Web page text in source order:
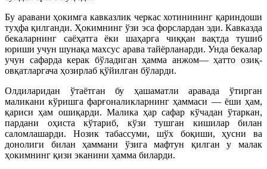
Бу аравани ҳокимга кавказлик черкас хотинининг қариндоши
туҳфа қилганди. Ҳокимнинг ўзи эса форслардан эди. Кавказда
бекаларнинг саёҳатга ёки шаҳарга чиққан вақтда тушиб
юриши учун шунақа махсус арава тайёрланарди. Унда бекалар
учун сафарда керак бўладиган ҳамма анжом— ҳатто озиқ-
овқатларгача ҳозирлаб қўйилган бўларди.
Олдиларидан ўтаётган бу ҳашаматли аравада ўтирган
маликани кўришга фарғоналикларнинг ҳаммаси — ёши ҳам,
қариси ҳам ошиқарди. Малика ҳар сафар кўчадан ўтаркан,
пардани оҳиста кўтариб, кўзи тушган кишилар билан
саломлашарди. Нозик табассуми, шўх боқиши, ҳусни ва
донолиги билан ҳаммани ўзига мафтун қилган у малак
ҳокимнинг қизи эканини ҳамма биларди.